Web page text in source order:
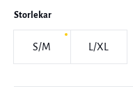
Storlekar
S/M L/XL